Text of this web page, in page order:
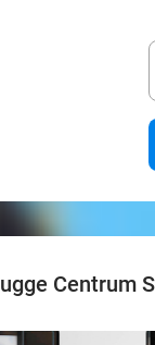
Centrum